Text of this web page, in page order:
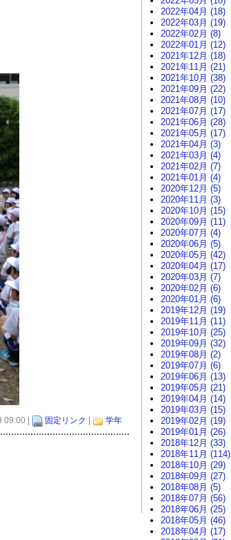
09:00 | 固定リンク 学年
2022年04月 (18)
2022年03月 (19)
2022年02月 (8)
2022年01月 (12)
2021年12月 (18)
2021年11月 (21)
2021年10月 (38)
2021年09月 (22)
2021年08月 (10)
2021年07月 (17)
2021年06月 (28)
2021年05月 (17)
2021年04月 (3)
2021年03月 (4)
2021年02月 (7)
2021年01月 (4)
2020年12月 (5)
2020年11月 (3)
2020年10月 (15)
2020年09月 (11)
2020年07月 (4)
2020年06月 (5)
2020年05月 (42)
2020年04月 (17)
2020年03月 (7)
2020年02月 (6)
2020年01月 (6)
2019年12月 (19)
2019年11月 (11)
2019年10月 (25)
2019年09月 (32)
2019年08月 (2)
2019年07月 (6)
2019年06月 (13)
2019年05月 (21)
2019年04月 (14)
2019年03月 (15)
2019年02月 (19)
2019年01月 (26)
2018年12月 (33)
2018年11月 (114)
2018年10月 (29)
2018年09月 (27)
2018年08月 (5)
2018年07月 (56)
2018年06月 (25)
2018年05月 (46)
2018年04月 (17)